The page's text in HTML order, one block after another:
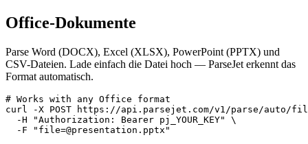
Office-Dokumente
Parse Word (DOCX), Excel (XLSX), PowerPoint (PPTX) und
CSV-Dateien. Lade einfach die Datei hoch — ParseJet erkennt das
Format automatisch.
# Works with any Office format
curl -X POST https://api.parsejet.com/v1/parse/auto/
  -H "Authorization: Bearer pj_YOUR_KEY" \
  -F "
file=@presentation.pptx "